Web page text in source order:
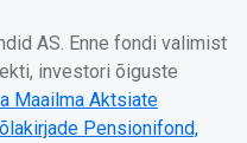
AS. Enne fondi valimist
investori õiguste
Maailma Aktsiate
Pensionifond,